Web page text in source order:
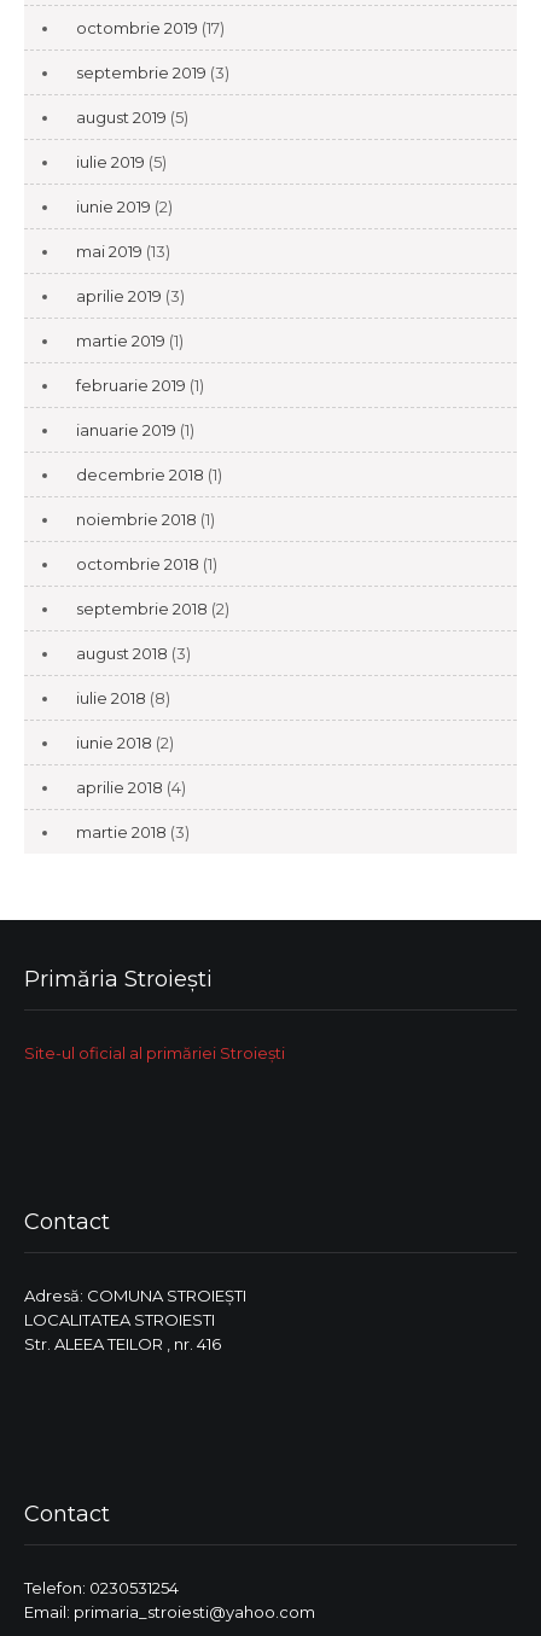
octombrie 2019 (17)
septembrie 2019 (3)
august 2019 (5)
iulie 2019 (5)
iunie 2019 (2)
mai 2019 (13)
aprilie 2019 (3)
martie 2019 (1)
februarie 2019 (1)
ianuarie 2019 (1)
decembrie 2018 (1)
noiembrie 2018 (1)
octombrie 2018 (1)
septembrie 2018 (2)
august 2018 (3)
iulie 2018 (8)
iunie 2018 (2)
aprilie 2018 (4)
martie 2018 (3)
Primăria Stroiești
Site-ul oficial al primăriei Stroiești
Contact
Adresă: COMUNA STROIEŞTI
LOCALITATEA STROIESTI
Str. ALEEA TEILOR , nr. 416
Contact
Telefon: 0230531254
Email: primaria_stroiesti@yahoo.com